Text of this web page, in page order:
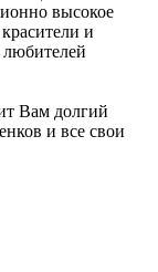
высокое
и
Вам долгий
и все свои